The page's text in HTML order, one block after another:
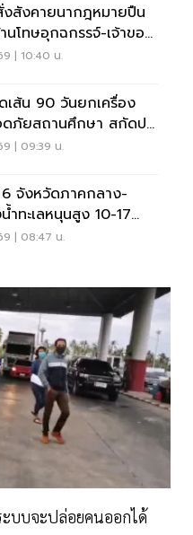
สังคายนากฎหมายปืน
โทษอุกฉกรรจ์-เจ้าของ
| 10:40 น.
เส้น 90 วันยกเครื่อง
ดภัยสถานศึกษา สกัดปม
| 09:39 น.
จังหวัดภาคกลาง-
ำทะเลหนุนสูง 10-17
| 08:47 น.
ะบบจะปล่อยคนออกได้